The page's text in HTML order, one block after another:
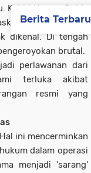
Humas Polda
bahwa anggota
dikenal. Di tengah
brutal.
perlawanan dari
terluka akibat
resmi yang
ini mencerminkan
dalam operasi
menjadi 'sarang'
Berita Terbaru